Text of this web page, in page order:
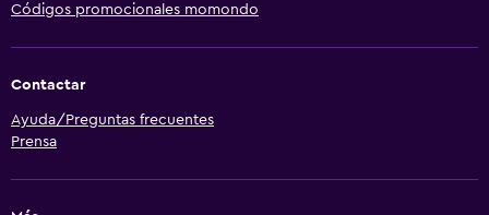
Códigos promocionales momondo
Contactar
Ayuda/Preguntas frecuentes
Prensa